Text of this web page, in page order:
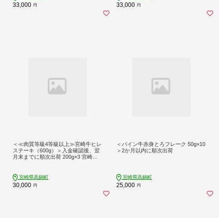
33,000 円 33,000 円
＜≪肉質等級4等級以上≫宮崎牛ヒレ
ステーキ（600g）＞入金確認後、翌
月末までに順次出荷 200g×3 宮崎牛
かい 冷凍 国産
宮崎県高鍋町
30,000 円
＜パイン牛赤身とろフレーク 50g×10
＞2か月以内に順次出荷
宮崎県高鍋町
25,000 円